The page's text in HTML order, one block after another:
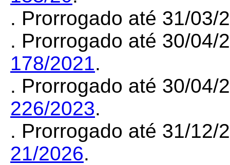
. Prorrogado até 31/03/
. Prorrogado até 30/04/
178/2021.
. Prorrogado até 30/04/
226/2023.
. Prorrogado até 31/12/
21/2026.